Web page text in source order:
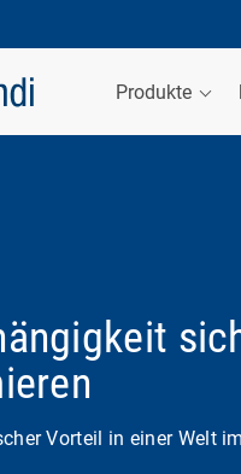
Produkte
Vorteil in einer Welt